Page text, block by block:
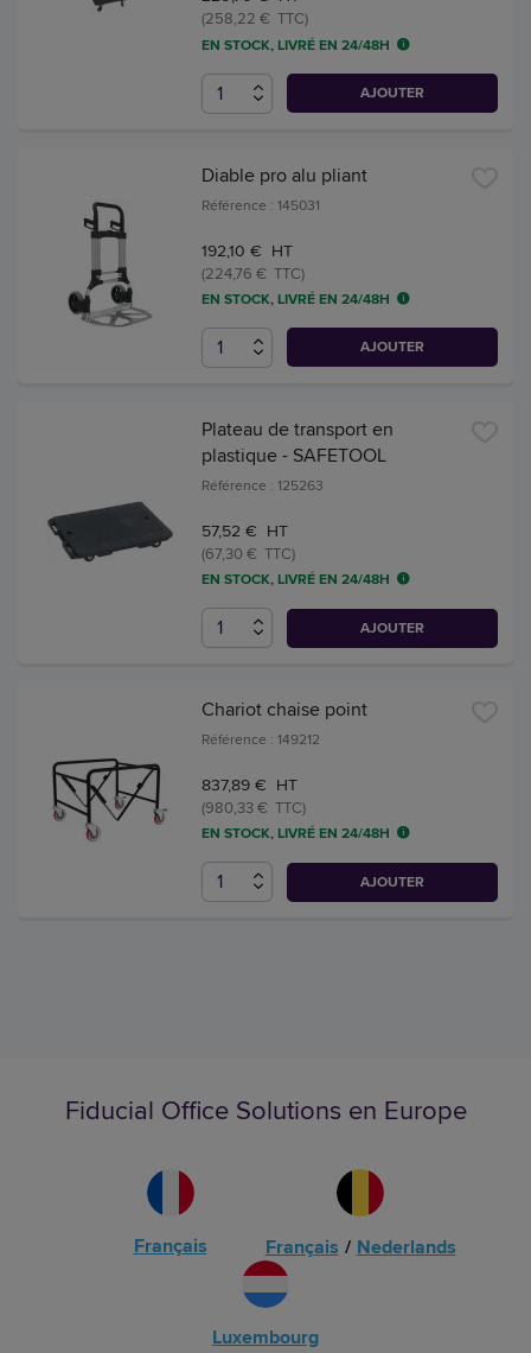
(258,22 € TTC)
EN STOCK, LIVRÉ EN 24/48H
AJOUTER
Diable pro alu pliant
Référence : 145031
192,10 € HT
(224,76 € TTC)
EN STOCK, LIVRÉ EN 24/48H
AJOUTER
Plateau de transport en
plastique - SAFETOOL
Référence : 125263
57,52 € HT
(67,30 € TTC)
EN STOCK, LIVRÉ EN 24/48H
AJOUTER
Chariot chaise point
Référence : 149212
837,89 € HT
(980,33 € TTC)
EN STOCK, LIVRÉ EN 24/48H
AJOUTER
Fiducial Office Solutions en Europe
Français Français / Nederlands
Luxembourg